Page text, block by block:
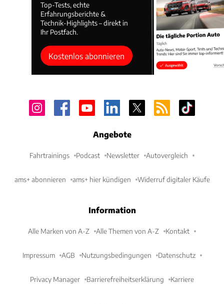
Top-Tests, echte
Erfahrungsberichte &
Technik-Highlights – direkt in
Ihr Postfach.
Kostenlos abonnieren
Angebote
Fahrtrainings Podcast Newsletter Autovergleich
ams+ abonnieren ams+ hier kündigen Widerruf digitaler Käufe
Information
Alle Marken von A-Z Alle Themen von A-Z Kontakt
Impressum AGB Nutzungsbedingungen Datenschutz
Privacy Manager Barrierefreiheitserklärung Karriere